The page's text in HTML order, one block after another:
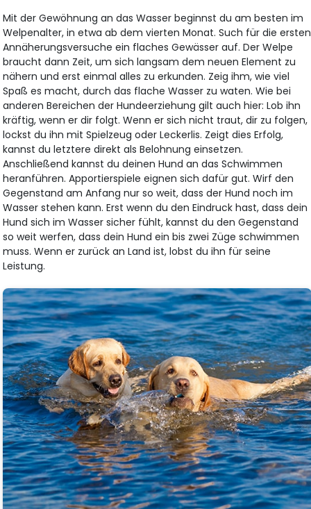
Mit der Gewöhnung an das Wasser beginnst du am besten im
Welpenalter, in etwa ab dem vierten Monat. Such für die ersten
Annäherungsversuche ein flaches Gewässer auf. Der Welpe
braucht dann Zeit, um sich langsam dem neuen Element zu
nähern und erst einmal alles zu erkunden. Zeig ihm, wie viel
Spaß es macht, durch das flache Wasser zu waten. Wie bei
anderen Bereichen der Hundeerziehung gilt auch hier: Lob ihn
kräftig, wenn er dir folgt. Wenn er sich nicht traut, dir zu folgen,
lockst du ihn mit Spielzeug oder Leckerlis. Zeigt dies Erfolg,
kannst du letztere direkt als Belohnung einsetzen.
Anschließend kannst du deinen Hund an das Schwimmen
heranführen. Apportierspiele eignen sich dafür gut. Wirf den
Gegenstand am Anfang nur so weit, dass der Hund noch im
Wasser stehen kann. Erst wenn du den Eindruck hast, dass dein
Hund sich im Wasser sicher fühlt, kannst du den Gegenstand
so weit werfen, dass dein Hund ein bis zwei Züge schwimmen
muss. Wenn er zurück an Land ist, lobst du ihn für seine
Leistung.